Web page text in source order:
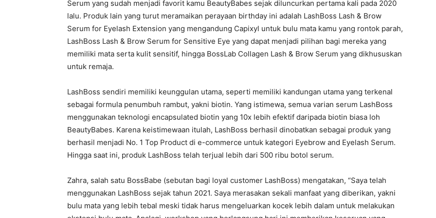
Serum yang sudah menjadi favorit kamu BeautyBabes sejak diluncurkan pertama kali pada 2020
lalu. Produk lain yang turut meramaikan perayaan birthday ini adalah LashBoss Lash & Brow
Serum for Eyelash Extension yang mengandung Capixyl untuk bulu mata kamu yang rontok parah,
LashBoss Lash & Brow Serum for Sensitive Eye yang dapat menjadi pilihan bagi mereka yang
memiliki mata serta kulit sensitif, hingga BossLab Collagen Lash & Brow Serum yang dikhususkan
untuk remaja.
LashBoss sendiri memiliki keunggulan utama, seperti memiliki kandungan utama yang terkenal
sebagai formula penumbuh rambut, yakni biotin. Yang istimewa, semua varian serum LashBoss
menggunakan teknologi encapsulated biotin yang 10x lebih efektif daripada biotin biasa loh
BeautyBabes. Karena keistimewaan itulah, LashBoss berhasil dinobatkan sebagai produk yang
berhasil menjadi No. 1 Top Product di e-commerce untuk kategori Eyebrow and Eyelash Serum.
Hingga saat ini, produk LashBoss telah terjual lebih dari 500 ribu botol serum.
Zahra, salah satu BossBabe (sebutan bagi loyal customer LashBoss) mengatakan, “Saya telah
menggunakan LashBoss sejak tahun 2021. Saya merasakan sekali manfaat yang diberikan, yakni
bulu mata yang lebih tebal meski tidak harus mengeluarkan kocek lebih dalam untuk melakukan